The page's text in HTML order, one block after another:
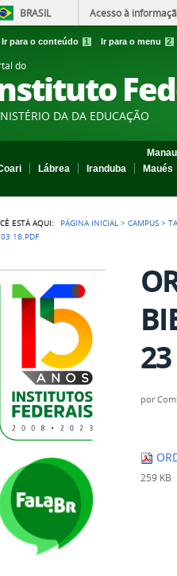
BRASIL Acesso à
Ir para o conteúdo 1 Ir para o menu 2
do
DA DA EDUCAÇÃO
Lábrea Iranduba Maués
ESTÁ AQUI: PÁGINA INICIAL >CAMPUS >
18.PDF
por
259 KB